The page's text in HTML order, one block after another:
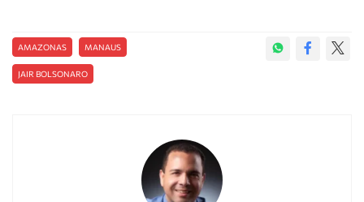
AMAZONAS MANAUS
JAIR BOLSONARO